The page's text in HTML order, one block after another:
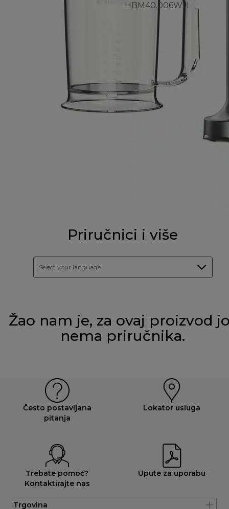
HBM40.006WH
Priručnici i više
Select your language
Žao nam je, za ovaj proizvod
nema priručnika.
Često postavljana
pitanja
Lokator usluga
Trebate pomoć?
Kontaktirajte nas
Upute za uporabu
Trgovina